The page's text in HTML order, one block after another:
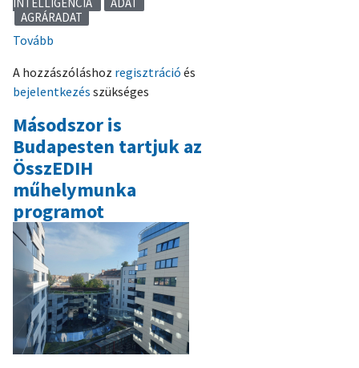
AGRÁRADAT
Tovább
megtartottuk
az
összEDIH
programot)
A hozzászóláshoz regisztráció és
bejelentkezés szükséges
Másodszor is
Budapesten tartjuk az
ÖsszEDIH
műhelymunka
programot